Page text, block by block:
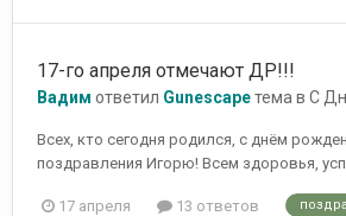
17-го апреля отмечают ДР!!!
Вадим ответил Gunescapeтема в С
Всех, кто сегодня родился, с днём
поздравления Игорю! Всем здоровья,
17 апреля 13 ответов